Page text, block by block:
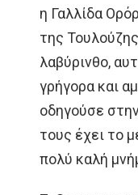
η Γαλλίδα
της
λαβύρινθο,
γρήγορα και
οδηγούσε
τους έχει το
πολύ καλή